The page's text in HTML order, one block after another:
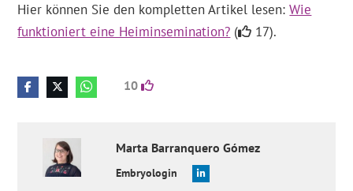
Hier können Sie den kompletten Artikel lesen:Wie
funktioniert eine Heiminsemination? ( 17).
10
Marta Barranquero Gómez
Embryologin